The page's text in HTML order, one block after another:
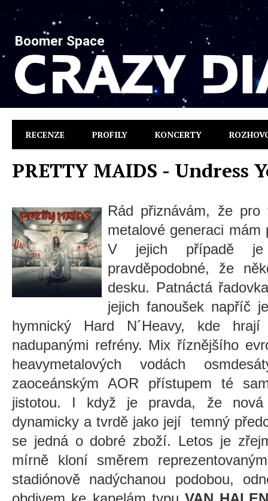
Boomer Space
RECENZE PROFILY KONCERTY
PRETTY MAIDS - Undress
Rád přiznávám, že
metalové generaci
V jejich případě
pravděpodobné, že
desku. Patnáctá
jejich fanoušek napříč
hymnický Hard N´Heavy, kde
nadupanými refrény. Mix říznějšího
heavymetalových vodách
zaoceánským AOR přístupem té
jistotou. I když je pravda, že nová
dynamicky a tvrdě jako její temný
se jedná o dobré zboží. Letos je
mírně kloní směrem
stadiónově nadýchanou podobou,